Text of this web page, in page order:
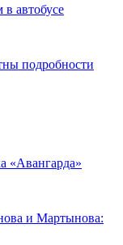
автобусе
подробности
«Авангарда»
и Мартынова: